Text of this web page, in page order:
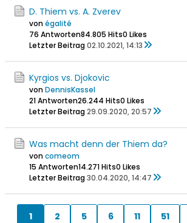
D. Thiem vs. A. Zverev
vonégalité
76 Antworten84.805 Hits0 Likes
Letzter Beitrag02.10.2021, 14:13
Kyrgios vs. Djokovic
vonDennisKassel
21 Antworten26.244 Hits0 Likes
Letzter Beitrag29.09.2020, 20:57
Was macht denn der Thiem da?
voncomeom
15 Antworten14.271 Hits0 Likes
Letzter Beitrag30.04.2020, 14:47
1 2 5 6 11 51